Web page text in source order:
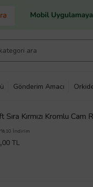
Gönderim Amacı
Kırmızı Kromlu Cam
İndirim
00 TL